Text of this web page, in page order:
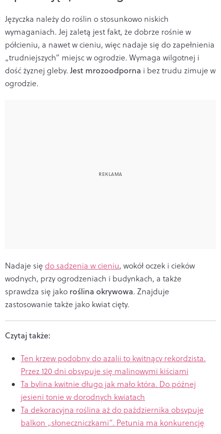
Języczka należy do roślin o stosunkowo niskich
wymaganiach. Jej zaletą jest fakt, że dobrze rośnie w
półcieniu, a nawet w cieniu, więc nadaje się do zapełnienia
„trudniejszych” miejsc w ogrodzie. Wymaga wilgotnej i
dość żyznej gleby. Jest mrozoodporna i bez trudu zimuje w
ogrodzie.
Nadaje się do sadzenia w cieniu, wokół oczek i cieków
wodnych, przy ogrodzeniach i budynkach, a także
sprawdza się jako roślina okrywowa. Znajduje
zastosowanie także jako kwiat cięty.
Czytaj także:
Ten krzew podobny do azalii to kwitnący rekordzista.
Przez 120 dni obsypuje się malinowymi kiściami
Ta bylina kwitnie długo jak mało która. Do późnej
jesieni tonie w dorodnych kwiatach
Ta dekoracyjna roślina aż do października obsypuje
balkon „słoneczniczkami”. Petunia ma konkurencję